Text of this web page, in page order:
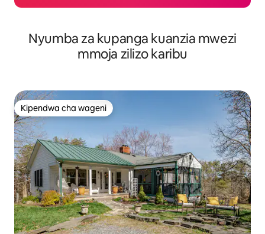
Nyumba za kupanga kuanzia mwezi
mmoja zilizo karibu
Kipendwa cha wageni
Kipendwa cha wageni